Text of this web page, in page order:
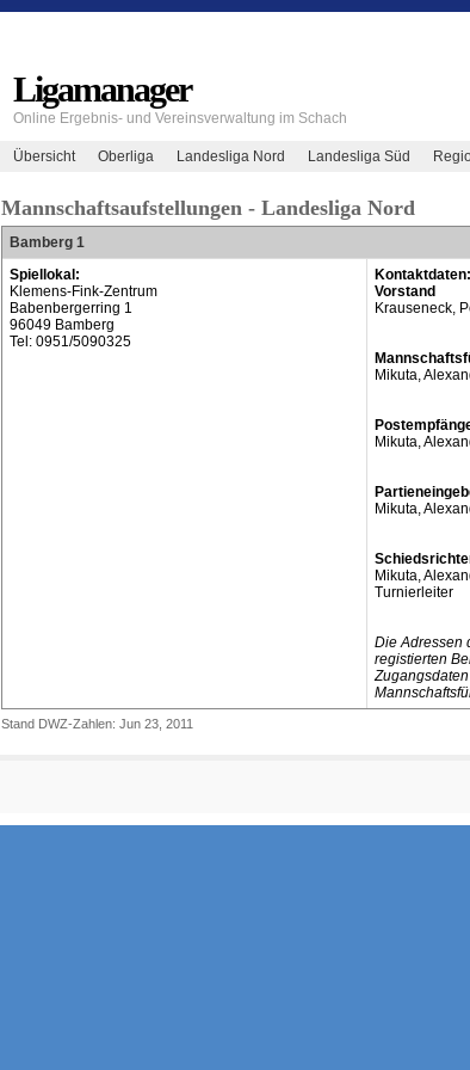
Ligamanager
Online Ergebnis- und Vereinsverwaltung im Schach
Übersicht Oberliga Landesliga Nord Landesliga Süd
Mannschaftsaufstellungen - Landesliga Nord
Bamberg 1
Spiellokal:
Klemens-Fink-Zentrum
Babenbergerring 1
96049 Bamberg
Tel: 0951/5090325
Kontaktdaten:
Vorstand
Krauseneck,
Mikuta,
Mikuta,
Mikuta,
Mikuta,
Turnierleiter
Die Adressen
registierten
Stand DWZ-Zahlen: Jun 23, 2011